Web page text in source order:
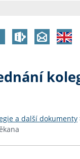
a další dokumenty